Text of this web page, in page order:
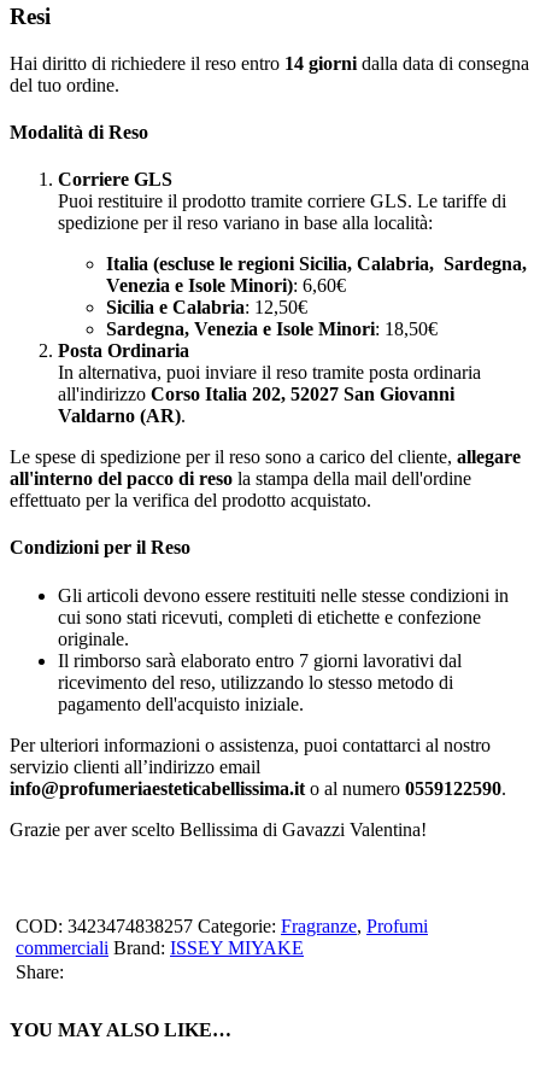
Resi
Hai diritto di richiedere il reso entro 14 giorni dalla data di consegna
del tuo ordine.
Modalità di Reso
Corriere GLS
Puoi restituire il prodotto tramite corriere GLS. Le tariffe di
spedizione per il reso variano in base alla località:
Italia (escluse le regioni Sicilia, Calabria, Sardegna,
Venezia e Isole Minori): 6,60€
Sicilia e Calabria: 12,50€
Sardegna, Venezia e Isole Minori: 18,50€
Posta Ordinaria
In alternativa, puoi inviare il reso tramite posta ordinaria
all'indirizzo Corso Italia 202, 52027 San Giovanni
Valdarno (AR).
Le spese di spedizione per il reso sono a carico del cliente, allegare
all'interno del pacco di reso la stampa della mail dell'ordine
effettuato per la verifica del prodotto acquistato.
Condizioni per il Reso
Gli articoli devono essere restituiti nelle stesse condizioni in
cui sono stati ricevuti, completi di etichette e confezione
originale.
Il rimborso sarà elaborato entro 7 giorni lavorativi dal
ricevimento del reso, utilizzando lo stesso metodo di
pagamento dell'acquisto iniziale.
Per ulteriori informazioni o assistenza, puoi contattarci al nostro
servizio clienti all’indirizzo email
info@profumeriaesteticabellissima.it o al numero 0559122590.
Grazie per aver scelto Bellissima di Gavazzi Valentina!
COD: 3423474838257 Categorie: Fragranze, Profumi
commerciali Brand: ISSEY MIYAKE
Share:
YOU MAY ALSO LIKE…